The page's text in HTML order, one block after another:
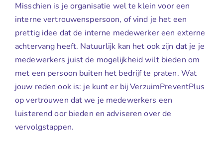
Misschien is je organisatie wel te klein voor een
interne vertrouwenspersoon, of vind je het een
prettig idee dat de interne medewerker een externe
achtervang heeft. Natuurlijk kan het ook zijn dat je je
medewerkers juist de mogelijkheid wilt bieden om
met een persoon buiten het bedrijf te praten. Wat
jouw reden ook is: je kunt er bij VerzuimPreventPlus
op vertrouwen dat we je medewerkers een
luisterend oor bieden en adviseren over de
vervolgstappen.